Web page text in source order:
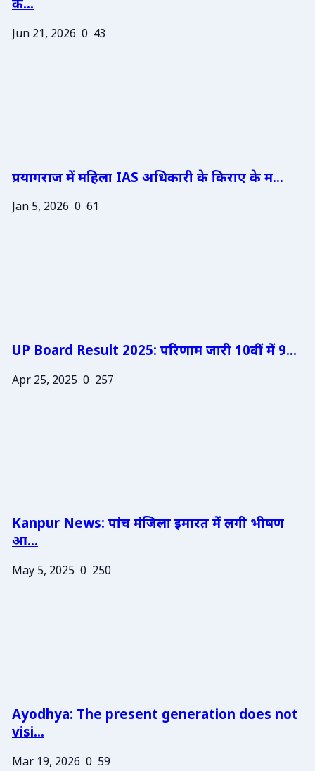
के...
Jun 21, 2026 0 43
प्रयागराज में महिला IAS अधिकारी के किराए के म...
Jan 5, 2026 0 61
UP Board Result 2025: परिणाम जारी 10वीं में 9...
Apr 25, 2025 0 257
Kanpur News: पांच मंजिला इमारत में लगी भीषण
आ...
May 5, 2025 0 250
Ayodhya: The present generation does not
visi...
Mar 19, 2026 0 59